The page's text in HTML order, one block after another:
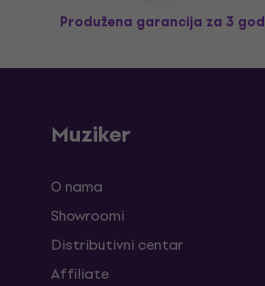
Produžena garancija za 3 god
Muziker
O nama
Showroomi
Distributivni centar
Affiliate